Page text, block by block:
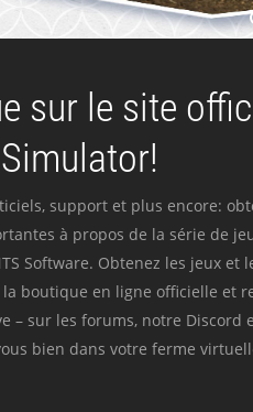
sur le site
support et plus encore:
à propos de la série de
Software. Obtenez les jeux et
boutique en ligne officielle et
– sur les forums, notre Discord
bien dans votre ferme